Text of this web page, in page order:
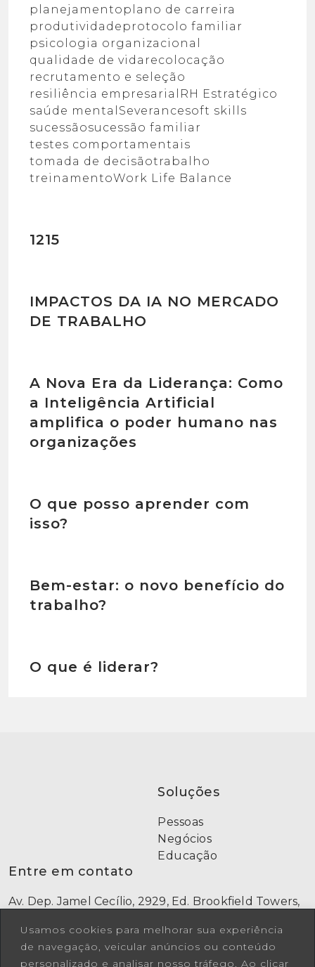
Usamos cookies para melhorar sua experiência
de navegação, veicular anúncios ou conteúdo
personalizado e analisar nosso tráfego. Ao clicar
planejamento plano de carreira
produtividade protocolo familiar
psicologia organizacional
qualidade de vida recolocação
recrutamento e seleção
resiliência empresarial RH Estratégico
saúde mental Severancesoft skills
sucessãosucessão familiar
testes comportamentais
tomada de decisãotrabalho
treinamentoWork Life Balance
1215
IMPACTOS DA IA NO MERCADO
DE TRABALHO
A Nova Era da Liderança: Como
a Inteligência Artificial
amplifica o poder humano nas
organizações
O que posso aprender com
isso?
Bem-estar: o novo benefício do
trabalho?
O que é liderar?
Soluções
Pessoas
Negócios
Educação
Entre em contato
Av. Dep. Jamel Cecílio, 2929, Ed. Brookfield Towers,
(62) 9 9973-7669
[62] 3942-1882
Comercial: falecoma3@a3consultoria.com.br